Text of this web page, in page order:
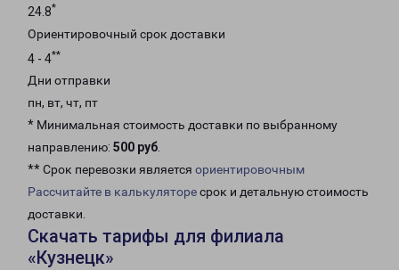
24.8*
Ориентировочный срок доставки
4 - 4**
Дни отправки
пн, вт, чт, пт
* Минимальная стоимость доставки по выбранному
направлению: 500 руб.
** Срок перевозки является ориентировочным
Рассчитайте в калькуляторесрок и детальную стоимость
доставки.
Скачать тарифы для филиала
«Кузнецк»